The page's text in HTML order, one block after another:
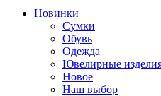
Новинки
Сумки
Обувь
Одежда
Ювелирные
Новое
Наш выбор